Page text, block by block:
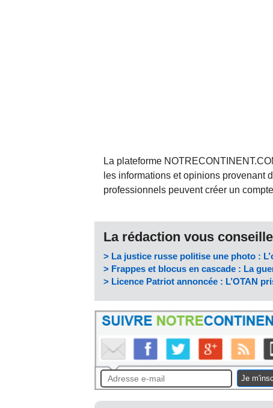
La plateforme
les informations et opinions provenant
professionnels peuvent créer un
La rédaction vous
> La justice russe politise une photo :
> Frappes et blocus en cascade : La
> Licence Patriot annoncée : L’OTAN
Je